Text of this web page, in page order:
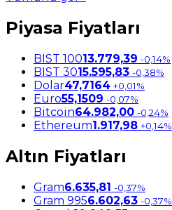
Piyasa Fiyatları
BIST 10013.779,39 -0,14%
BIST 3015.595,83 -0,38%
Dolar47,7164 +0,01%
Euro55,1509 -0,07%
Bitcoin64.982,00 -0,24%
Ethereum1.917,98 +0,14%
Altın Fiyatları
Gram6.635,81 -0,37%
Gram 9956.602,63 -0,37%